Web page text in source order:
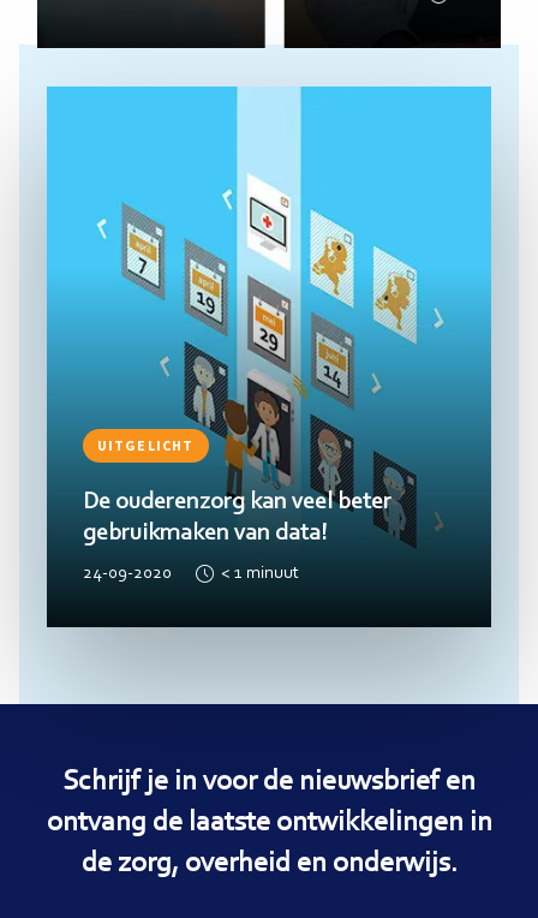
UITGELICHT
De ouderenzorg kan veel beter
gebruikmaken van data!
24-09-2020 < 1 minuut
Schrijf je in voor de nieuwsbrief en
ontvang de laatste ontwikkelingen in
de zorg, overheid en onderwijs.